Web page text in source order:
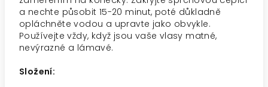
a nechte působit 15-20 minut, poté důkladně
opláchněte vodou a upravte jako obvykle.
Používejte vždy, když jsou vaše vlasy matné,
nevýrazné a lámavé.
Složení: